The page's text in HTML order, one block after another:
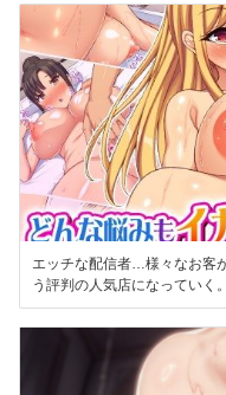
エッチな配信者…様々なお客
う評判の人気店になっていく